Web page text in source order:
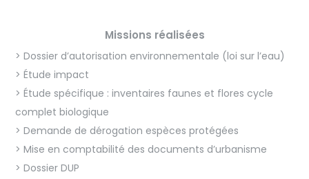
Missions réalisées
> Dossier d’autorisation environnementale (loi sur l’eau)
> Étude impact
> Étude spécifique : inventaires faunes et flores cycle
complet biologique
> Demande de dérogation espèces protégées
> Mise en comptabilité des documents d’urbanisme
> Dossier DUP